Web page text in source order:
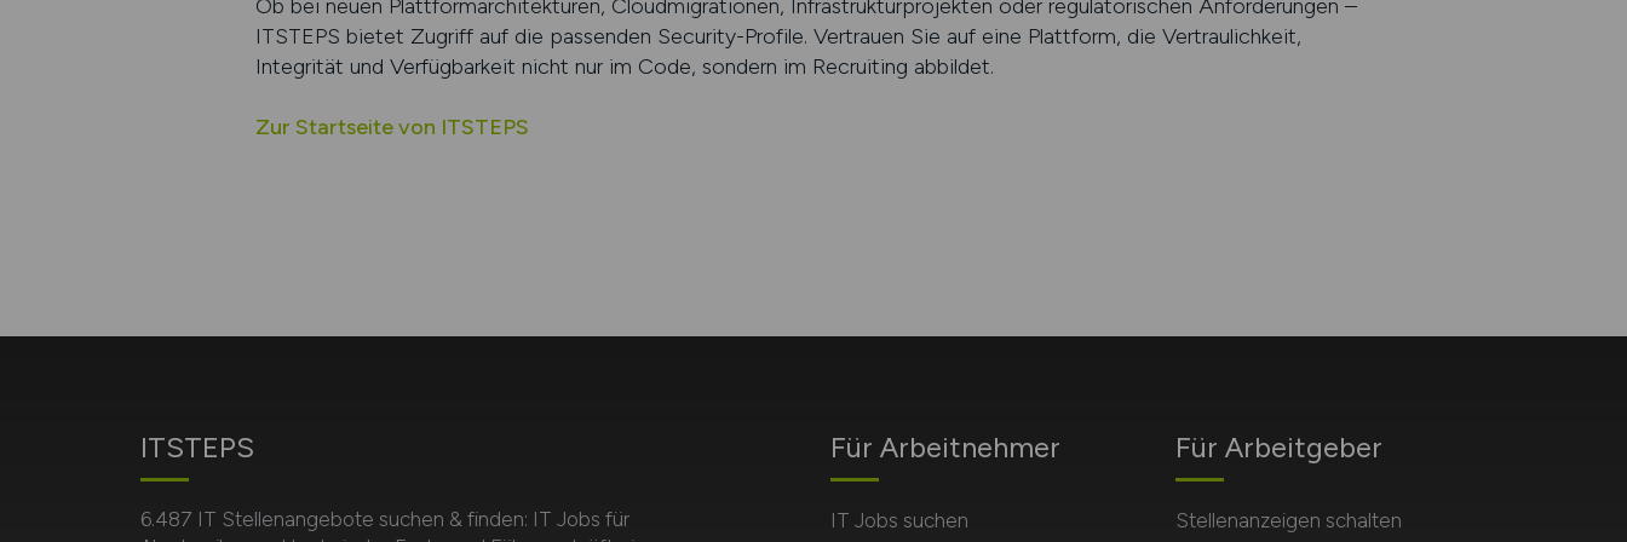
Ob bei neuen Plattformarchitekturen, Cloudmigrationen, Infrastrukturprojekten oder regulatorischen Anforderungen –
ITSTEPS bietet Zugriff auf die passenden Security-Profile. Vertrauen Sie auf eine Plattform, die Vertraulichkeit,
Integrität und Verfügbarkeit nicht nur im Code, sondern im Recruiting abbildet.
Zur Startseite von ITSTEPS
ITSTEPS
6.487 IT Stellenangebote suchen & finden: IT Jobs für
Für Arbeitnehmer
IT Jobs suchen
Für Arbeitgeber
Stellenanzeigen schalten